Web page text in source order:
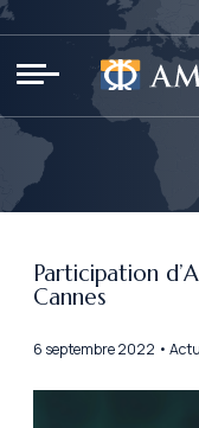
Participation
Cannes
6 septembre 2022 •
Panneau de gestion des